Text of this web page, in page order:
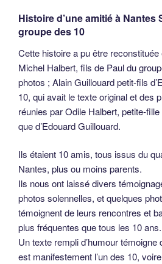
Histoire d’une amitié à Nantes
groupe des 10
Cette histoire a pu être
Michel Halbert, fils de Paul du
photos ; Alain Guillouard petit-fils
10, qui avait le texte original et des
réunies par Odile Halbert, petite-
que d’Edouard Guillouard.
Ils étaient 10 amis, tous issus du
Nantes, plus ou moins parents.
Ils nous ont laissé divers
photos solennelles, et quelques
témoignent de leurs rencontres et
plus fréquentes que tous les 10 ans.
Un texte rempli d’humour témoigne
est manifestement l’un des 10,